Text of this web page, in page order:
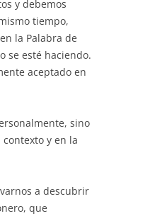
y debemos
tiempo,
la Palabra de
se esté haciendo.
aceptado en
sino
y en la
a descubrir
que